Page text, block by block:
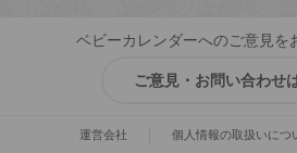
ベビーカレンダーへのご意見を
ご意見・お問い合わせ
運営会社 個人情報の取扱いにつ